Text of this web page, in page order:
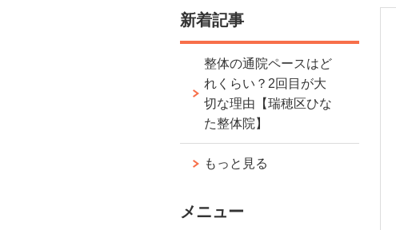
新着記事
整体の通院ペースはど
れくらい？2回目が大
切な理由【瑞穂区ひな
た整体院】
もっと見る
メニュー